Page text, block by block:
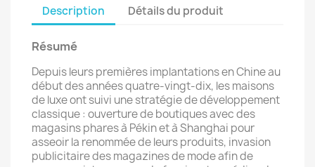
Description Détails du produit
Résumé
Depuis leurs premières implantations en Chine au
début des années quatre-vingt-dix, les maisons
de luxe ont suivi une stratégie de développement
classique : ouverture de boutiques avec des
magasins phares à Pékin et à Shanghai pour
asseoir la renommée de leurs produits, invasion
publicitaire des magazines de mode afin de